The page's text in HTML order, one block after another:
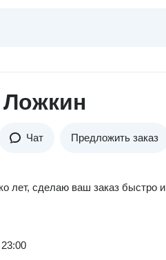
Чат Предложить заказ
лет, сделаю ваш заказ быстро и